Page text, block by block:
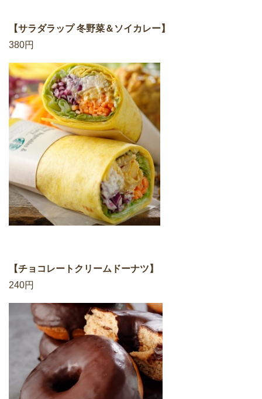
【サラダラップ 冬野菜＆ソイカレー】
380円
【チョコレートクリームドーナツ】
240円